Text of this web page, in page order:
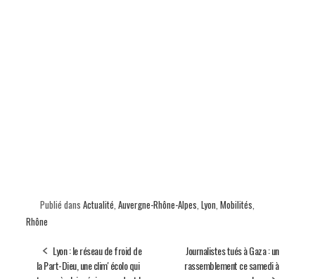
Publié dans Actualité, Auvergne-Rhône-Alpes, Lyon, Mobilités,
Rhône
Lyon : le réseau de froid de
la Part-Dieu, une clim' écolo qui
Journalistes tués à Gaza : un
rassemblement ce samedi à